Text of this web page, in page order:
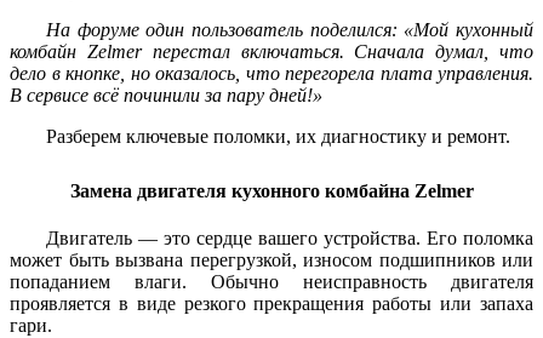
На форуме один пользователь поделился: «Мой кухонный
комбайн Zelmer перестал включаться. Сначала думал, что
дело в кнопке, но оказалось, что перегорела плата управления.
В сервисе всё починили за пару дней!»
Разберем ключевые поломки, их диагностику и ремонт.
Замена двигателя кухонного комбайна Zelmer
Двигатель — это сердце вашего устройства. Его поломка
может быть вызвана перегрузкой, износом подшипников или
попаданием влаги. Обычно неисправность двигателя
проявляется в виде резкого прекращения работы или запаха
гари.